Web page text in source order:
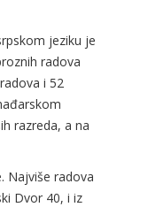
jeziku je
radova
i 52
razreda, a na
Najviše radova
Dvor 40, i iz